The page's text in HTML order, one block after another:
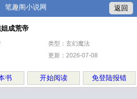
笔趣阁小说网 返回
成荒帝
类型：玄幻魔法
更新：2026-07-08
书 开始阅读 免登陆报错